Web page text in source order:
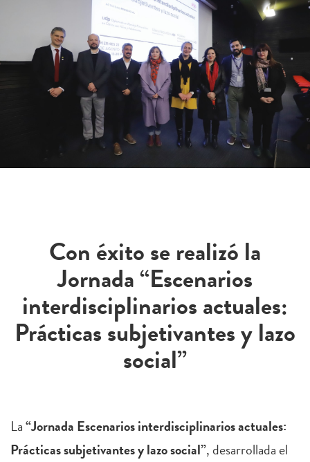
Con éxito se realizó la
Jornada “Escenarios
interdisciplinarios actuales:
Prácticas subjetivantes y lazo
social”
La“Jornada Escenarios interdisciplinarios actuales:
Prácticas subjetivantes y lazo social”, desarrollada el